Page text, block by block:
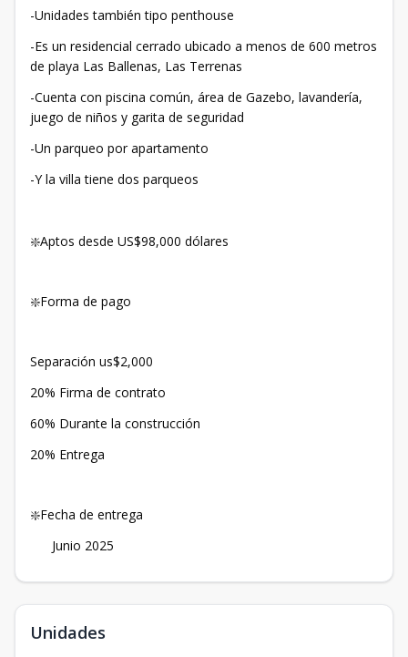
-Unidades también tipo penthouse
-Es un residencial cerrado ubicado a menos de 600 metros
de playa Las Ballenas, Las Terrenas
-Cuenta con piscina común, área de Gazebo, lavandería,
juego de niños y garita de seguridad
-Un parqueo por apartamento
-Y la villa tiene dos parqueos
❇️Aptos desde US$98,000 dólares
❇️Forma de pago
Separación us$2,000
20% Firma de contrato
60% Durante la construcción
20% Entrega
❇️Fecha de entrega
Junio 2025
Unidades